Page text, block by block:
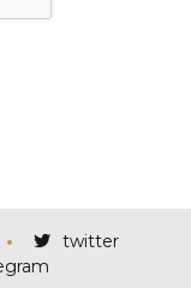
twitter